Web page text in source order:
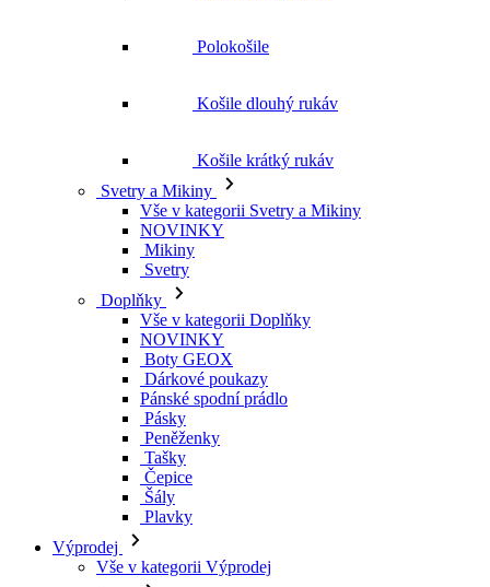
Polokošile
Košile dlouhý rukáv
Košile krátký rukáv
Svetry a Mikiny
Vše v kategorii Svetry a Mikiny
NOVINKY
Mikiny
Svetry
Doplňky
Vše v kategorii Doplňky
NOVINKY
Boty GEOX
Dárkové poukazy
Pánské spodní prádlo
Pásky
Peněženky
Tašky
Čepice
Šály
Plavky
Výprodej
Vše v kategorii Výprodej